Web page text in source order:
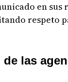
en sus
respeto
las